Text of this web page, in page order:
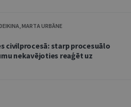
MARTA URBĀNE
civilprocesā: starp procesuālo
nekavējoties reaģēt uz